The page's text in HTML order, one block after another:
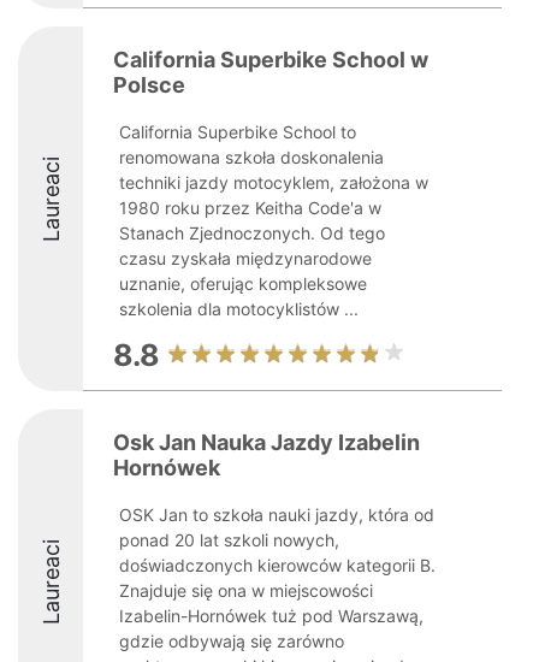
Laureaci
California Superbike School w
Polsce
California Superbike School to
renomowana szkoła doskonalenia
techniki jazdy motocyklem, założona w
1980 roku przez Keitha Code'a w
Stanach Zjednoczonych. Od tego
czasu zyskała międzynarodowe
uznanie, oferując kompleksowe
szkolenia dla motocyklistów ...
8.8
Laureaci
Osk Jan Nauka Jazdy Izabelin
Hornówek
OSK Jan to szkoła nauki jazdy, która od
ponad 20 lat szkoli nowych,
doświadczonych kierowców kategorii B.
Znajduje się ona w miejscowości
Izabelin-Hornówek tuż pod Warszawą,
gdzie odbywają się zarówno